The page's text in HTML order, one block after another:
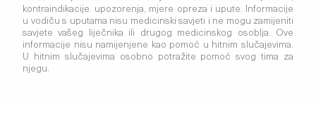
kontraindikacije. upozorenja, mjere opreza i upute. Informacije
u vodiču s uputama nisu medicinski savjeti i ne mogu zamijeniti
savjete vašeg liječnika ili drugog medicinskog osoblja. Ove
informacije nisu namijenjene kao pomoć u hitnim slučajevima.
U hitnim slučajevima osobno potražite pomoć svog tima za
njegu.